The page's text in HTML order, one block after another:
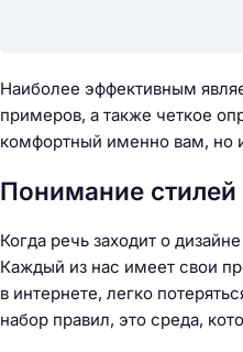
Наиболее эффективным
примеров, а также четкое
комфортный именно вам, но
Понимание стилей
Когда речь заходит о
Каждый из нас имеет свои
в интернете, легко
набор правил, это среда,